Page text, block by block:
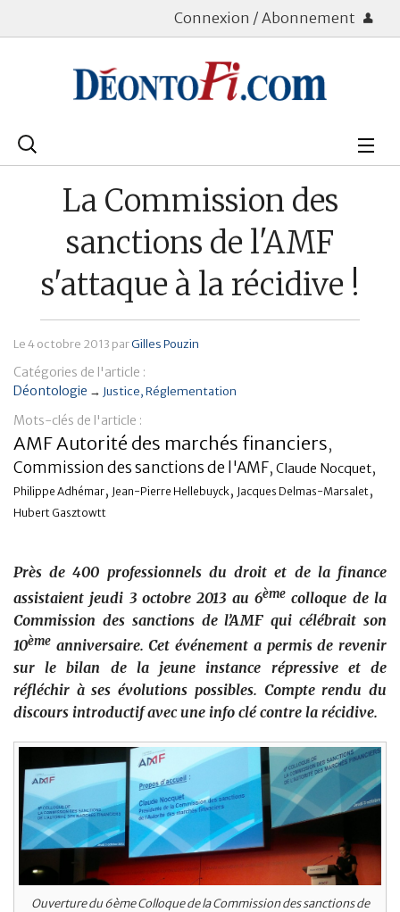
Connexion / Abonnement
Rechercher
Patrimoine
Immobilier
Banque
La Commission des
sanctions de l'AMF
s'attaque à la récidive !
Le4 octobre 2013 parGilles Pouzin
Catégories de l'article :
Déontologie → Justice Réglementation
Mots-clés de l'article :
AMF Autorité des marchés financiers,
Commission des sanctions de l'AMF, Claude Nocquet,
Philippe Adhémar, Jean-Pierre Hellebuyck, Jacques Delmas-Marsalet,
Hubert Gasztowtt
Près de 400 professionnels du droit et de la finance
assistaient jeudi 3 octobre 2013 au 6ème colloque de la
Commission des sanctions de l’AMF qui célébrait son
10ème anniversaire. Cet événement a permis de revenir
sur le bilan de la jeune instance répressive et de
réfléchir à ses évolutions possibles. Compte rendu du
discours introductif avec une info clé contre la récidive.
Ouverture du 6ème Colloque de la Commission des sanctions de